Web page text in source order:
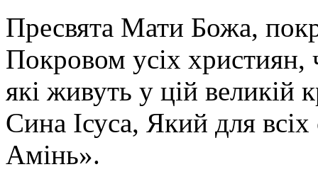
Пресвята Мати Божа,
Покровом усіх християн,
які живуть у цій великій
Сина Ісуса, Який для
Амінь».